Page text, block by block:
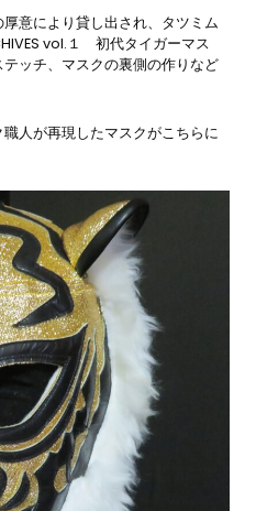
意により貸し出され、タツミム
vol.１ 初代タイガーマス
ッチ、マスクの裏側の作りなど
人が再現したマスクがこちらに